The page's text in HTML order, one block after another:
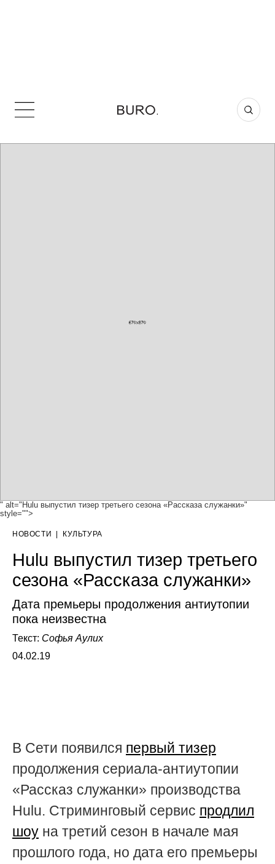
" alt="Hulu выпустил тизер третьего сезона «Рассказа служанки»"
style="">
НОВОСТИ | КУЛЬТУРА
Hulu выпустил тизер третьего
сезона «Рассказа служанки»
Дата премьеры продолжения антиутопии
пока неизвестна
Текст: Софья Аулих
04.02.19
В Сети появился первый тизер
продолжения сериала-антиутопии
«Рассказ служанки» производства
Hulu. Стриминговый сервис продлил
шоу на третий сезон в начале мая
прошлого года, но дата его премьеры